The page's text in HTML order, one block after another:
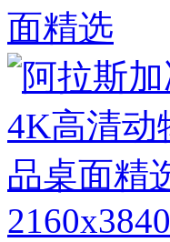
面精选
2160x3840